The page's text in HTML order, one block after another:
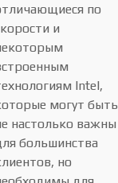
по
и
Intel,
могут быть
настолько важны
большинства
но